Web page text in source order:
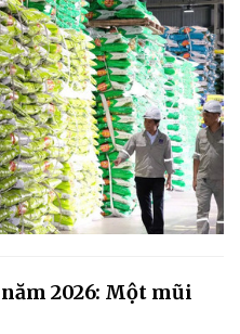
2026: Một mũi